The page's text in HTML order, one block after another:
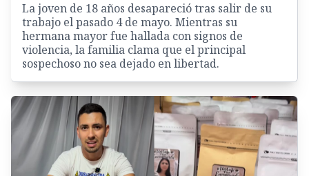
La joven de 18 años desapareció tras salir de su
trabajo el pasado 4 de mayo. Mientras su
hermana mayor fue hallada con signos de
violencia, la familia clama que el principal
sospechoso no sea dejado en libertad.